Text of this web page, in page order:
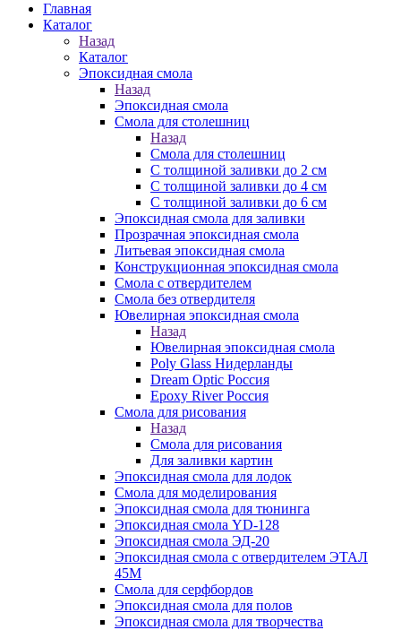
Главная
Каталог
Назад
Каталог
Эпоксидная смола
Назад
Эпоксидная смола
Смола для столешниц
Назад
Смола для столешниц
С толщиной заливки до 2 см
С толщиной заливки до 4 см
С толщиной заливки до 6 см
Эпоксидная смола для заливки
Прозрачная эпоксидная смола
Литьевая эпоксидная смола
Конструкционная эпоксидная смола
Смола с отвердителем
Смола без отвердителя
Ювелирная эпоксидная смола
Назад
Ювелирная эпоксидная смола
Poly Glass Нидерланды
Dream Optic Россия
Epoxy River Россия
Смола для рисования
Назад
Смола для рисования
Для заливки картин
Эпоксидная смола для лодок
Смола для моделирования
Эпоксидная смола для тюнинга
Эпоксидная смола YD-128
Эпоксидная смола ЭД-20
Эпоксидная смола с отвердителем ЭТАЛ
45М
Смола для серфбордов
Эпоксидная смола для полов
Эпоксидная смола для творчества